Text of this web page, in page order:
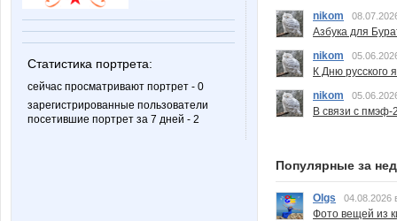
Статистика портрета:
сейчас просматривают портрет - 0
зарегистрированные пользователи
посетившие портрет за 7 дней - 2
nikom
Азбука для
nikom
К Дню русского
nikom
В связи с пмэф-
Популярные за
Olgs 04.08.2026
Фото вещей из